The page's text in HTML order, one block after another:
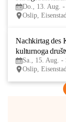
Do., 13. Aug.
Oslip,
Nachkirtag des
kulturnoga
Sa., 15. Aug. -
Oslip,